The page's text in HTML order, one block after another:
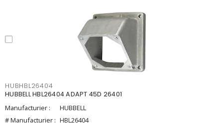
HUBHBL26404
HUBBELL HBL26404 ADAPT 45D 26401
Manufacturier :
HUBBELL
# Manufacturier : HBL26404